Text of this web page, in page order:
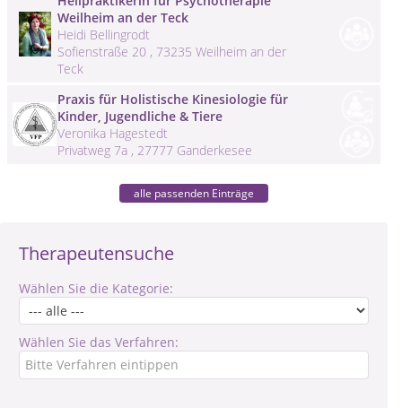
Therapeutensuche
Wählen Sie die Kategorie:
Wählen Sie das Verfahren:
Weilheim an der Teck
Heidi Bellingrodt
Sofienstraße 20 , 73235 Weilheim an der
Teck
Praxis für Holistische Kinesiologie für
Kinder, Jugendliche & Tiere
Veronika Hagestedt
Privatweg 7a , 27777 Ganderkesee
alle passenden Einträge